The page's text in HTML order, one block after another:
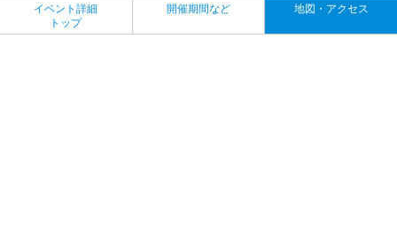
イベント詳細
トップ
開催期間など 地図・アクセス